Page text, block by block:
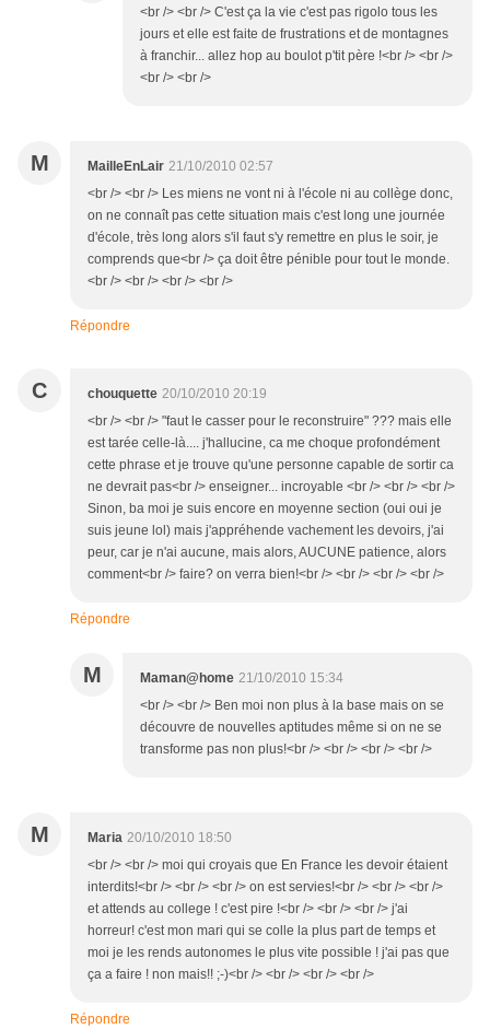
<br /> <br /> C'est ça la vie c'est pas rigolo tous les
jours et elle est faite de frustrations et de montagnes
à franchir... allez hop au boulot p'tit père !<br /> <br />
<br /> <br />
M MailleEnLair 21/10/2010 02:57
<br /> <br /> Les miens ne vont ni à l'école ni au collège donc,
on ne connaît pas cette situation mais c'est long une journée
d'école, très long alors s'il faut s'y remettre en plus le soir, je
comprends que<br /> ça doit être pénible pour tout le monde.
<br /> <br /> <br /> <br />
Répondre
C chouquette 20/10/2010 20:19
<br /> <br /> "faut le casser pour le reconstruire" ??? mais elle
est tarée celle-là.... j'hallucine, ca me choque profondément
cette phrase et je trouve qu'une personne capable de sortir ca
ne devrait pas<br /> enseigner... incroyable <br /> <br /> <br />
Sinon, ba moi je suis encore en moyenne section (oui oui je
suis jeune lol) mais j'appréhende vachement les devoirs, j'ai
peur, car je n'ai aucune, mais alors, AUCUNE patience, alors
comment<br /> faire? on verra bien!<br /> <br /> <br /> <br />
Répondre
M Maman@home 21/10/2010 15:34
<br /> <br /> Ben moi non plus à la base mais on se
découvre de nouvelles aptitudes même si on ne se
transforme pas non plus!<br /> <br /> <br /> <br />
M Maria 20/10/2010 18:50
<br /> <br /> moi qui croyais que En France les devoir étaient
interdits!<br /> <br /> <br /> on est servies!<br /> <br /> <br />
et attends au college ! c'est pire !<br /> <br /> <br /> j'ai
horreur! c'est mon mari qui se colle la plus part de temps et
moi je les rends autonomes le plus vite possible ! j'ai pas que
ça a faire ! non mais!! ;-)<br /> <br /> <br /> <br />
Répondre